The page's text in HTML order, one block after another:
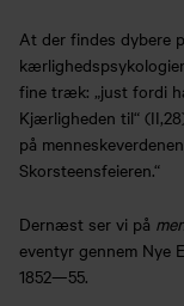
At der findes dybere
fine træk: „just fordi
Kjærligheden til“
på
Skorsteensfeieren.“
Dernæst ser vi på
eventyr gennem Nye
1852—55.